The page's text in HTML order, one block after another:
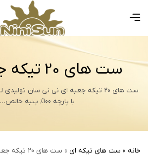
ست های 20 تیکه جعبه ای
ست های 20 تیکه جعبه ای نی نی سان
با پارچه 100% پنبه خالص…
خانه » ست های تیکه ای » ست های 20 تیکه جعبه ای